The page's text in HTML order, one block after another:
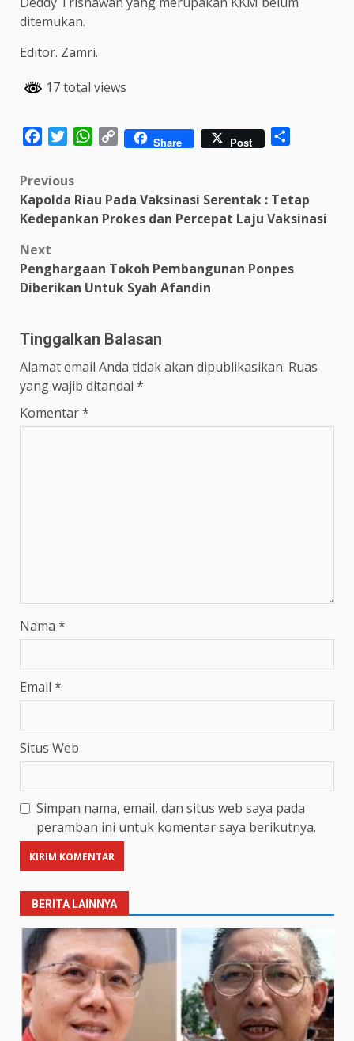
ditemukan.
Editor. Zamri.
17 total views
FacebookTwitterWhatsApp
Copy Share Post
Post
navigation
Previous
Kapolda Riau Pada Vaksinasi Serentak : Tetap
Kedepankan Prokes dan Percepat Laju Vaksinasi
Next
Penghargaan Tokoh Pembangunan Ponpes
Diberikan Untuk Syah Afandin
Tinggalkan Balasan
Alamat email Anda tidak akan dipublikasikan. Ruas
yang wajib ditandai *
Komentar*
Nama *
Email *
Situs Web
Simpan nama, email, dan situs web saya pada
peramban ini untuk komentar saya berikutnya.
BERITA LAINNYA